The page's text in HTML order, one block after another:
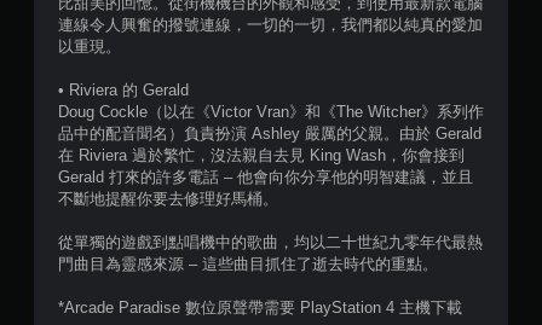
連線令人興奮的撥號連線，一切的一切，我們都以純真的愛加
以重現。
• Riviera 的 Gerald
Doug Cockle（以在《Victor Vran》和《The Witcher》系列作
品中的配音聞名）負責扮演 Ashley 嚴厲的父親。由於 Gerald
在 Riviera 過於繁忙，沒法親自去見 King Wash，你會接到
Gerald 打來的許多電話 – 他會向你分享他的明智建議，並且
不斷地提醒你要去修理好馬桶。
從單獨的遊戲到點唱機中的歌曲，均以二十世紀九零年代最熱
門曲目為靈感來源 – 這些曲目抓住了逝去時代的重點。
*Arcade Paradise 數位原聲帶需要 PlayStation 4 主機下載